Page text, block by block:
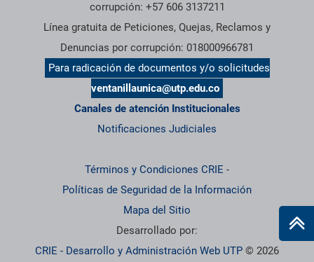
corrupción: +57 606 3137211
Línea gratuita de Peticiones, Quejas, Reclamos y
Denuncias por corrupción: 018000966781
Para radicación de documentos y/o solicitudes
ventanillaunica@utp.edu.co
Canales de atención Institucionales
Notificaciones Judiciales
Términos y Condiciones CRIE -
Políticas de Seguridad de la Información
Mapa del Sitio
Desarrollado por:
CRIE - Desarrollo y Administración Web UTP © 2026